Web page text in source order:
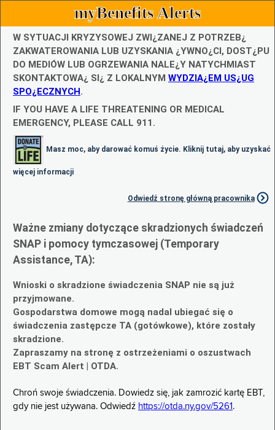
myBenefits Alerts
W SYTUACJI KRYZYSOWEJ ZWI¿ZANEJ Z POTRZEB¿
ZAKWATEROWANIA LUB UZYSKANIA ¿YWNO¿CI, DOST¿PU
DO MEDIÓW LUB OGRZEWANIA NALE¿Y NATYCHMIAST
SKONTAKTOWA¿ SI¿ Z LOKALNYM WYDZIA¿EM US¿UG
SPO¿ECZNYCH.
IF YOU HAVE A LIFE THREATENING OR MEDICAL
EMERGENCY, PLEASE CALL 911.
Masz moc, aby darować komuś życie. Kliknij tutaj, aby uzyskać
więcej informacji
Odwiedź stronę główną pracownika
Ważne zmiany dotyczące skradzionych świadczeń
SNAP i pomocy tymczasowej (Temporary
Assistance, TA):
Wnioski o skradzione świadczenia SNAP nie są już
przyjmowane.
Gospodarstwa domowe mogą nadal ubiegać się o
świadczenia zastępcze TA (gotówkowe), które zostały
skradzione.
Zapraszamy na stronę z ostrzeżeniami o oszustwach
EBT Scam Alert | OTDA.
Chroń swoje świadczenia. Dowiedz się, jak zamrozić kartę EBT,
gdy nie jest używana. Odwiedź https://otda.ny.gov/5261 .